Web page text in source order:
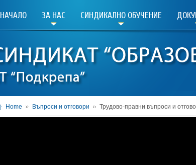
НАЧАЛО ЗА НАС СИНДИКАЛНО ОБУЧЕНИЕ
Home Въпроси и отговори Трудово-правни въпроси и